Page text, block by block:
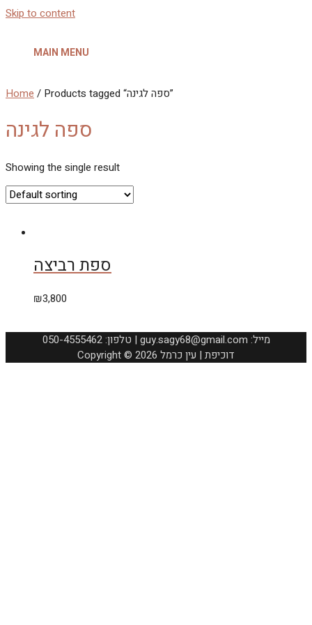
Skip to content
MAIN MENU
Home / Products tagged “ספה לגינה”
ספה לגינה
Showing the single result
ספת רביצה
₪3,800
050-4555462 :טלפון | guy.sagy68@gmail.com :מייל
Copyright © 2026 דוכיפת | עין כרמל